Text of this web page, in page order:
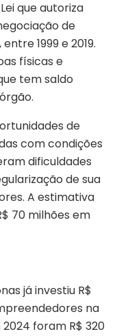
que autoriza
de
1999 e 2019.
físicas e
tem saldo
de
com condições
dificuldades
de sua
A estimativa
70 milhões em
já investiu R$
na
foram R$ 320